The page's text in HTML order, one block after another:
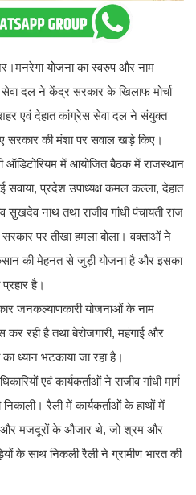
योजना का स्वरुप और नाम
दल ने केंद्र सरकार के खिलाफ मोर्चा
एवं देहात कांग्रेस सेवा दल ने संयुक्त
सरकार की मंशा पर सवाल खड़े किए।
ऑडिटोरियम में आयोजित बैठक में राजस्थान
सवाया, प्रदेश उपाध्यक्ष कमल कल्ला, देहात
सुखदेव नाथ तथा राजीव गांधी पंचायती राज
पर तीखा हमला बोला। वक्ताओं ने
की मेहनत से जुड़ी योजना है और इसका
है।
जनकल्याणकारी योजनाओं के नाम
कर रही है तथा बेरोजगारी, महंगाई और
ध्यान भटकाया जा रहा है।
एवं कार्यकर्ताओं ने राजीव गांधी मार्ग
रैली में कार्यकर्ताओं के हाथों में
और मजदूरों के औजार थे, जो श्रम और
के साथ निकली रैली ने ग्रामीण भारत की